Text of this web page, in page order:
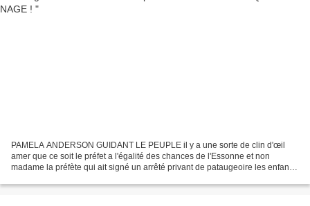
PAMELA ANDERSON GUIDANT LE PEUPLE il y a une sorte de clin d'œil
amer que ce soit le préfet a l'égalité des chances de l'Essonne et non
madame la préfète qui ait signé un arrêté privant de pataugeoire les enfants